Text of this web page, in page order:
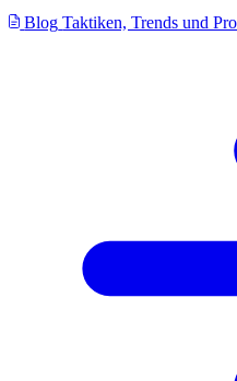
Blog Taktiken, Trends und